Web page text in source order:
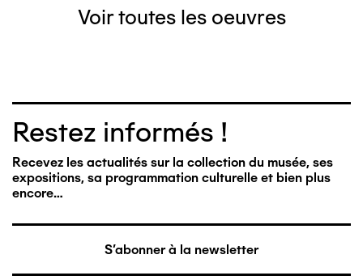
Voir toutes les oeuvres
Restez informés !
Recevez les actualités sur la collection du musée, ses
expositions, sa programmation culturelle et bien plus
encore…
S'abonner à la newsletter